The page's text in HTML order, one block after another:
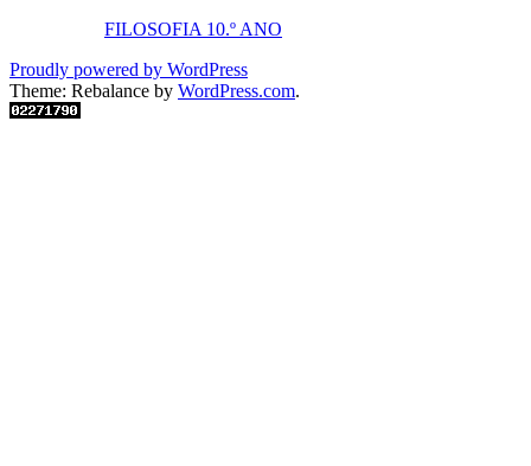
FILOSOFIA 10.º ANO
Proudly powered by WordPress
Theme: Rebalance by WordPress.com.